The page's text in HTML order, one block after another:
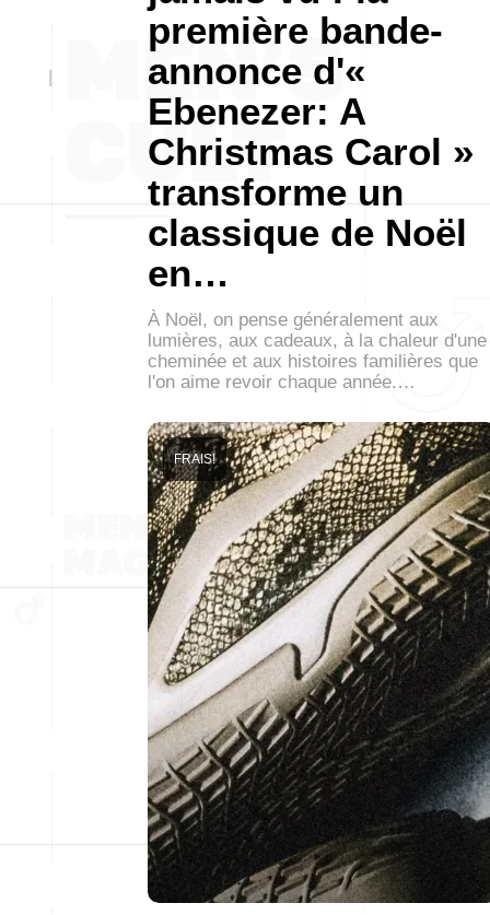
première bande-
annonce d'«
Ebenezer: A
Christmas Carol »
transforme un
classique de Noël
en…
À Noël, on pense généralement aux
lumières, aux cadeaux, à la chaleur d'une
cheminée et aux histoires familières que
l'on aime revoir chaque année.…
FRAIS!